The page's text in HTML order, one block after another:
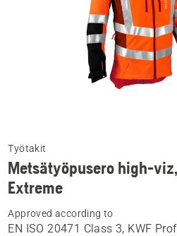
lisätietoja
tuotteesta
Metsätyöpusero
high-
Työtakit
Metsätyöpusero high-
Extreme
Approved according to
EN ISO 20471 Class 3, KWF